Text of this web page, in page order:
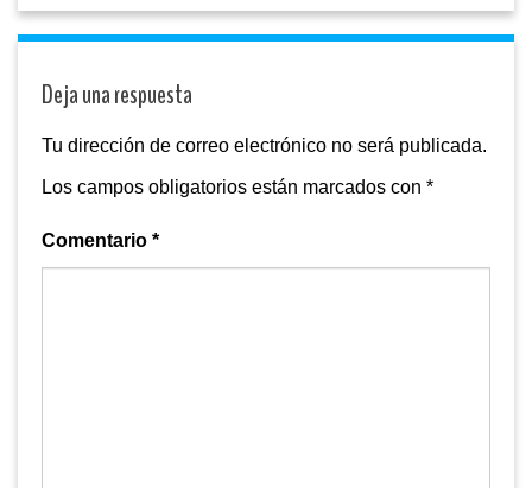
Deja una respuesta
Tu dirección de correo electrónico no será publicada.
Los campos obligatorios están marcados con *
Comentario *